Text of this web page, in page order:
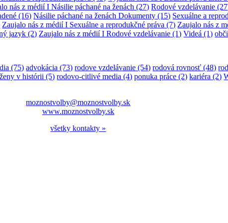
nás z médií I Násilie páchané na ženách (27) Rodové vzdelávanie
(16) Násilie páchané na ženách Dokumenty (15) Sexuálne a
Zaujalo nás z médií I Sexuálne a reprodukčné práva (7) Zaujalo nás z
jazyk (2) Zaujalo nás z médií I Rodové vzdelávanie (1) Videá (1)
(75) advokácia (73) rodove vzdelávanie (54) rodová rovnosť (48)
ženy v histórii (5) rodovo-citlivé media (4) ponuka práce (2) kariéra (2)
moznostvolby@moznostvolby.sk
www.moznostvolby.sk
všetky kontakty »